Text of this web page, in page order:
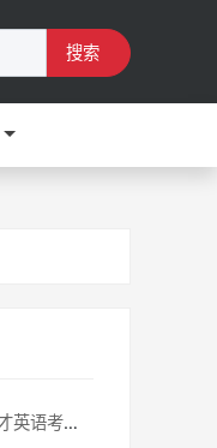
搜索
2026年下半年国际人才英语考试报名通知